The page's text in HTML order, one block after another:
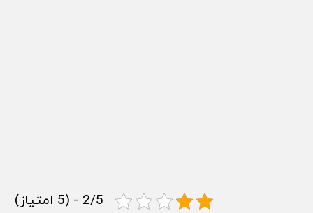
2/5 - (5 امتیاز)